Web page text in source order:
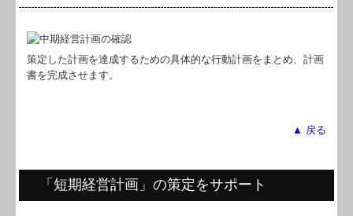
策定した計画を達成するための具体的な行動計画をまとめ、計画
書を完成させます。
▲ 戻る
「短期経営計画」の策定をサポート